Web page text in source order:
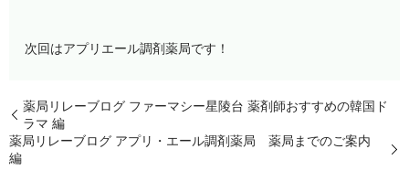
次回はアプリエール調剤薬局です！
薬局リレーブログ ファーマシー星陵台 薬剤師おすすめの韓国ド
ラマ 編
薬局リレーブログ アプリ・エール調剤薬局 薬局までのご案内
編